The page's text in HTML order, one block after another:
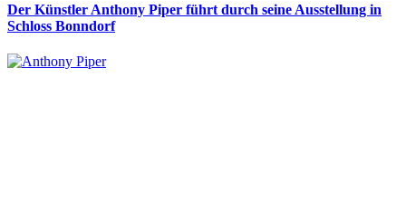
Der Künstler Anthony Piper führt durch seine Ausstellung in
Schloss Bonndorf